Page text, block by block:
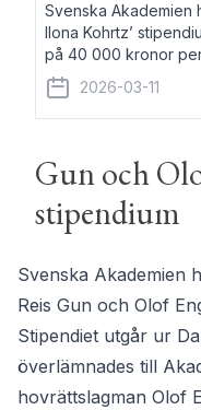
Svenska Akademien
Ilona Kohrtz’
på 40 000 kronor
författare och
det prosalyriska
2026-03-11
Gun och
stipendium
Svenska Akademien
Reis Gun och Olof
Stipendiet utgår ur
överlämnades till
hovrättslagman Olof